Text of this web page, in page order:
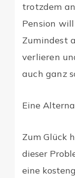
trotzdem
Pension
Zumindest
verlieren
auch ganz
Eine
Zum Glück
dieser
eine